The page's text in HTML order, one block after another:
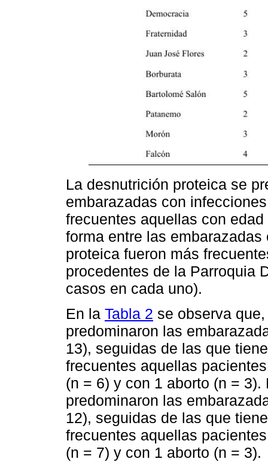
La desnutrición proteica se
embarazadas con
frecuentes aquellas con
forma entre las
proteica fueron más
procedentes de la Parroquia
casos en cada uno).
En la Tabla 2 se observa
predominaron las
13), seguidas de las que
frecuentes aquellas
(n = 6) y con 1 aborto (n =
predominaron las
12), seguidas de las que
frecuentes aquellas
(n = 7) y con 1 aborto (n = 3).